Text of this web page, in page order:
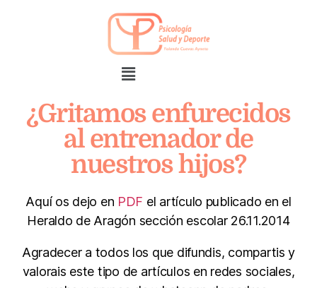
¿Gritamos enfurecidos
al entrenador de
nuestros hijos?
Aquí os dejo en PDF el artículo publicado en el
Heraldo de Aragón sección escolar 26.11.2014
Agradecer a todos los que difundis, compartis y
valorais este tipo de artículos en redes sociales,